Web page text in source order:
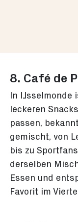
8. Café de
In IJsselmonde
leckeren
passen,
gemischt, von
bis zu
derselben
Essen und
Favorit im